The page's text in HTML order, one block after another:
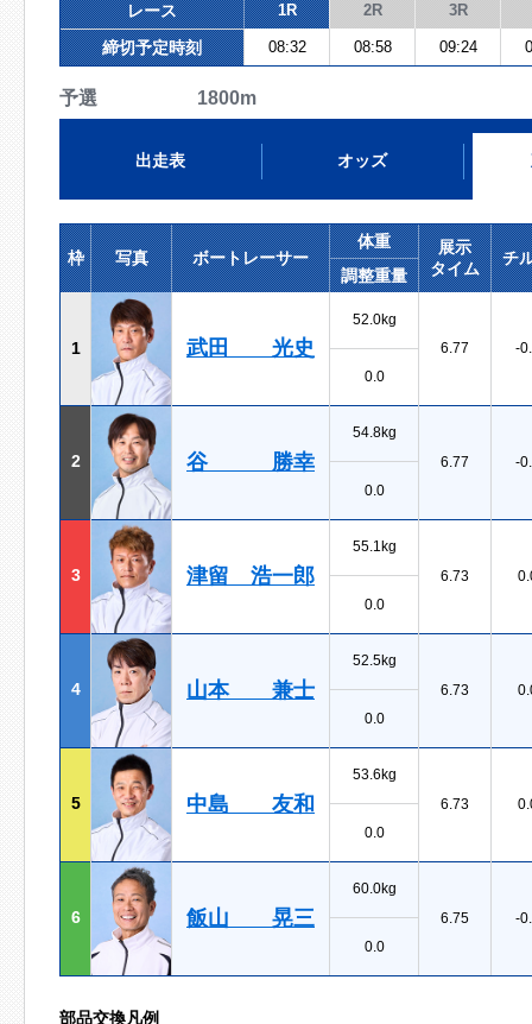
レース 1R 2R 3R
締切予定時刻 08:32 08:58 09:24
予選 1800m
出走表 オッズ
枠 写真 ボートレーサー
体重
展示
タイム
チ
調整重量
1 武田 光史
52.0kg
6.77
-
0.0
2 谷 勝幸
54.8kg
6.77
-
0.0
3 津留 浩一郎
55.1kg
6.73
0.0
4 山本 兼士
52.5kg
6.73
0.0
5 中島 友和
53.6kg
6.73
0.0
6 飯山 晃三
60.0kg
6.75
-
0.0
部品交換凡例